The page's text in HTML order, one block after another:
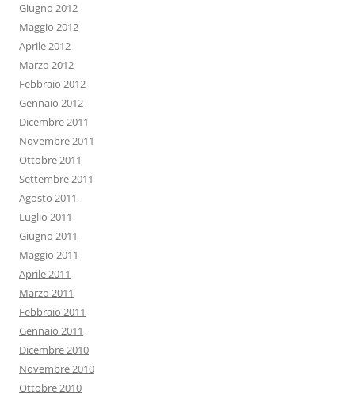
Giugno 2012
Maggio 2012
Aprile 2012
Marzo 2012
Febbraio 2012
Gennaio 2012
Dicembre 2011
Novembre 2011
Ottobre 2011
Settembre 2011
Agosto 2011
Luglio 2011
Giugno 2011
Maggio 2011
Aprile 2011
Marzo 2011
Febbraio 2011
Gennaio 2011
Dicembre 2010
Novembre 2010
Ottobre 2010